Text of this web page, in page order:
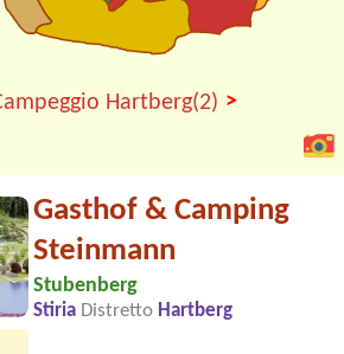
Hartberg(2) >
Gasthof & Camping
Steinmann
Stubenberg
Stiria Distretto Hartberg